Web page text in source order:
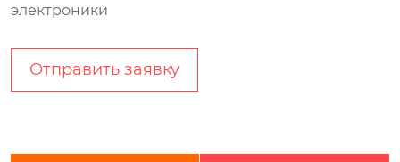
электроники
Отправить заявку